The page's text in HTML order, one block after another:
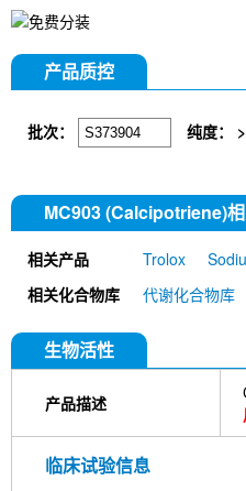
产品质控
批次： 纯度：
MC903 (Calcipotriene)
相关产品 Trolox
相关化合物库 代谢化合物库
生物活性
产品描述
临床试验信息